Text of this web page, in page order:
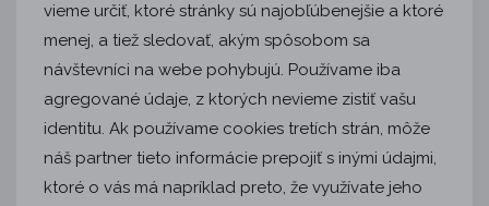
vieme určiť, ktoré stránky sú najobľúbenejšie a ktoré
menej, a tiež sledovať, akým spôsobom sa
návštevníci na webe pohybujú. Používame iba
agregované údaje, z ktorých nevieme zistiť vašu
identitu. Ak používame cookies tretích strán, môže
náš partner tieto informácie prepojiť s inými údajmi,
ktoré o vás má napríklad preto, že využívate jeho